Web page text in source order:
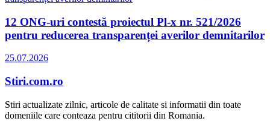
12 ONG-uri contestă proiectul Pl-x nr. 521/2026
pentru reducerea transparenței averilor demnitarilor
25.07.2026
Stiri.com.ro
Stiri actualizate zilnic, articole de calitate si informatii din toate
domeniile care conteaza pentru cititorii din Romania.